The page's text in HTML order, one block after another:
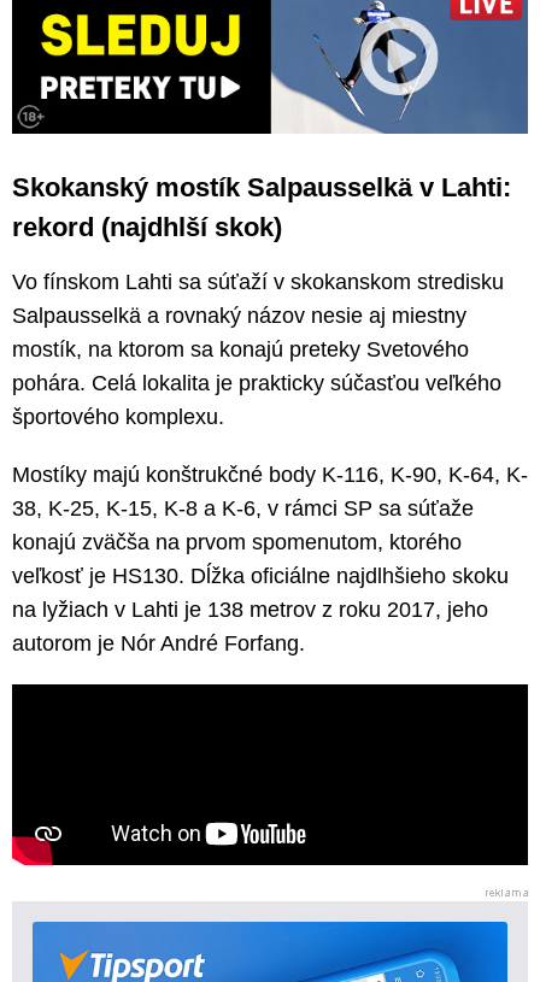
Skokanský mostík Salpausselkä v Lahti:
rekord (najdhlší skok)
Vo fínskom Lahti sa súťaží v skokanskom stredisku
Salpausselkä a rovnaký názov nesie aj miestny
mostík, na ktorom sa konajú preteky Svetového
pohára. Celá lokalita je prakticky súčasťou veľkého
športového komplexu.
Mostíky majú konštrukčné body K-116, K-90, K-64, K-
38, K-25, K-15, K-8 a K-6, v rámci SP sa súťaže
konajú zväčša na prvom spomenutom, ktorého
veľkosť je HS130. Dĺžka oficiálne najdlhšieho skoku
na lyžiach v Lahti je 138 metrov z roku 2017, jeho
autorom je Nór André Forfang.